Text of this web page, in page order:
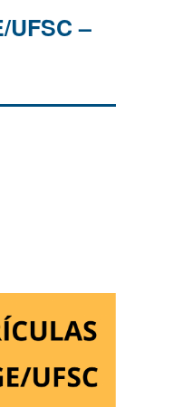
UFSC –